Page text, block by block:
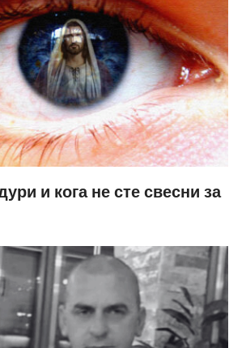
и кога не сте свесни за